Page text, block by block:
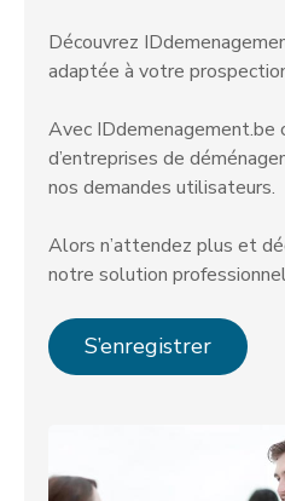
Découvrez
adaptée à votre
Avec IDdemenagement.be
d’entreprises de
nos demandes utilisateurs.
Alors n’attendez plus et
notre solution
S’enregistrer